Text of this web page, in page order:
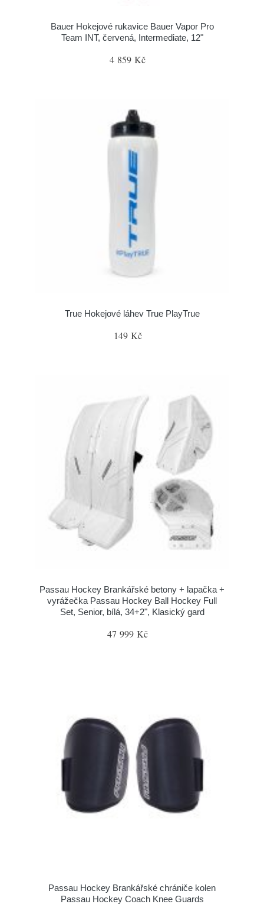
Bauer Hokejové rukavice Bauer Vapor Pro
Team INT, červená, Intermediate, 12"
4 859 Kč
True Hokejové láhev True PlayTrue
149 Kč
Passau Hockey Brankářské betony + lapačka +
vyrážečka Passau Hockey Ball Hockey Full
Set, Senior, bílá, 34+2", Klasický gard
47 999 Kč
Passau Hockey Brankářské chrániče kolen
Passau Hockey Coach Knee Guards